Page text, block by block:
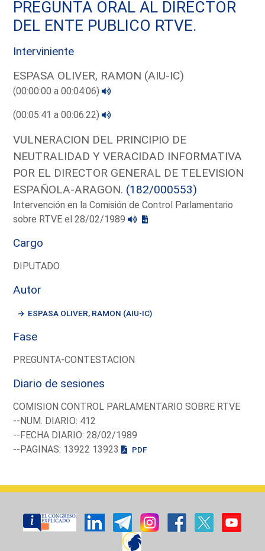
PREGUNTA ORAL AL DIRECTOR
DEL ENTE PUBLICO RTVE.
Interviniente
ESPASA OLIVER, RAMON (AIU-IC)
(00:00:00 a 00:04:06)
(00:05:41 a 00:06:22)
VULNERACION DEL PRINCIPIO DE
NEUTRALIDAD Y VERACIDAD INFORMATIVA
POR EL DIRECTOR GENERAL DE TELEVISION
ESPAÑOLA-ARAGON. (182/000553)
Intervención en la Comisión de Control Parlamentario
sobre RTVE el 28/02/1989
Cargo
DIPUTADO
Autor
ESPASA OLIVER, RAMON (AIU-IC)
Fase
PREGUNTA-CONTESTACION
Diario de sesiones
COMISION CONTROL PARLAMENTARIO SOBRE RTVE
--NUM. DIARIO: 412
--FECHA DIARIO: 28/02/1989
--PAGINAS: 13922 13923
PDF